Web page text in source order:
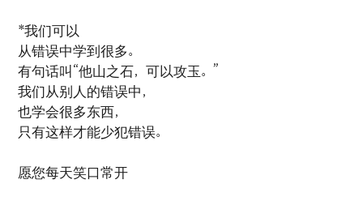
*我们可以
从错误中学到很多。
有句话叫“他山之石，可以攻玉。”
我们从别人的错误中，
也学会很多东西，
只有这样才能少犯错误。
愿您每天笑口常开